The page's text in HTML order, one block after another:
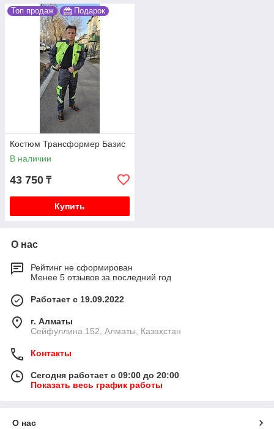
Топ продаж Подарок
Костюм Трансформер Базис
В наличии
43 750 ₸
Купить
О нас
Рейтинг не сформирован
Менее 5 отзывов за последний год
Работает с 19.09.2022
г. Алматы
Сейфуллина 152, Алматы, Казахстан
Контакты
Сегодня работает с 09:00 до 20:00
Показать весь график работы
О нас